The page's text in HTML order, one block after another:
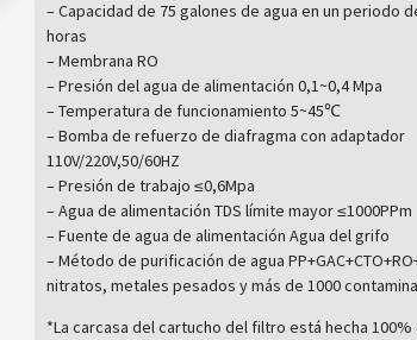
–Capacidad de 75 galones de agua en un periodo
horas
–Membrana RO
–Presión del agua de alimentación 0,1~0,4 Mpa
–Temperatura de funcionamiento 5~45℃
– Bomba de refuerzo de diafragma con adaptador
110V/220V,50/60HZ
– Presión de trabajo ≤0,6Mpa
–Agua de alimentación TDS límite mayor ≤1000PPm
– Fuente de agua de alimentación Agua del grifo
– Método de purificación de agua
nitratos, metales pesados ​​y más de 1000
*La carcasa del cartucho del filtro está hecha 100%